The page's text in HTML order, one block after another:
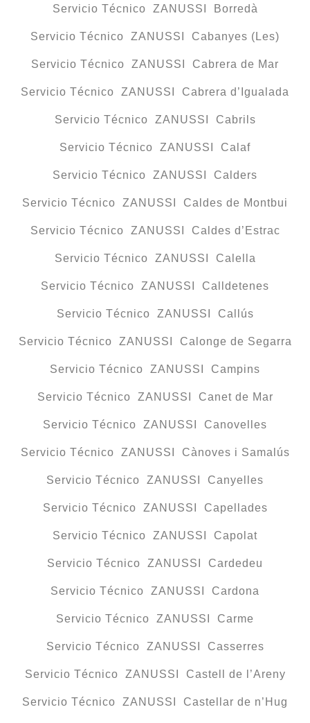
Servicio Técnico ZANUSSI Borredà
Servicio Técnico ZANUSSI Cabanyes (Les)
Servicio Técnico ZANUSSI Cabrera de Mar
Servicio Técnico ZANUSSI Cabrera d’Igualada
Servicio Técnico ZANUSSI Cabrils
Servicio Técnico ZANUSSI Calaf
Servicio Técnico ZANUSSI Calders
Servicio Técnico ZANUSSI Caldes de Montbui
Servicio Técnico ZANUSSI Caldes d’Estrac
Servicio Técnico ZANUSSI Calella
Servicio Técnico ZANUSSI Calldetenes
Servicio Técnico ZANUSSI Callús
Servicio Técnico ZANUSSI Calonge de Segarra
Servicio Técnico ZANUSSI Campins
Servicio Técnico ZANUSSI Canet de Mar
Servicio Técnico ZANUSSI Canovelles
Servicio Técnico ZANUSSI Cànoves i Samalús
Servicio Técnico ZANUSSI Canyelles
Servicio Técnico ZANUSSI Capellades
Servicio Técnico ZANUSSI Capolat
Servicio Técnico ZANUSSI Cardedeu
Servicio Técnico ZANUSSI Cardona
Servicio Técnico ZANUSSI Carme
Servicio Técnico ZANUSSI Casserres
Servicio Técnico ZANUSSI Castell de l’Areny
Servicio Técnico ZANUSSI Castellar de n’Hug